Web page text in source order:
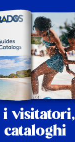
i visitatori,
cataloghi